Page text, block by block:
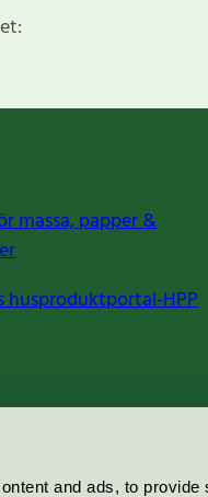
and ads, to
massa, papper &
husproduktportal-HPP